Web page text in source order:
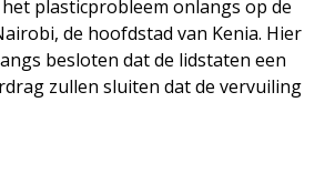
plasticprobleem onlangs op de
de hoofdstad van Kenia. Hier
besloten dat de lidstaten een
zullen sluiten dat de vervuiling